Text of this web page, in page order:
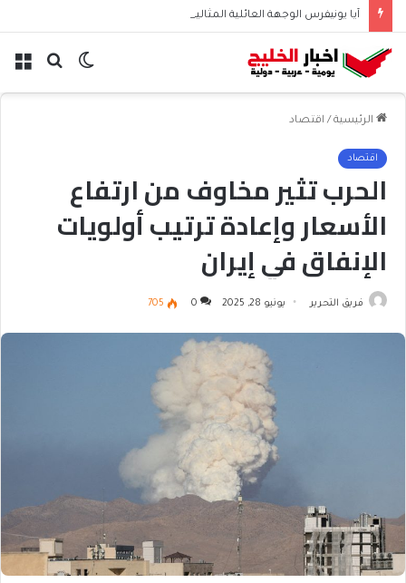
آيا يونيفرس الوجهة العائلية المثالية للترفيه والمغامرات
بحث الوضع
الرئيسية / اقتصاد
اقتصاد
الحرب تثير مخاوف من ارتفاع
الأسعار وإعادة ترتيب أولويات
الإنفاق في إيران
فريق التحرير يونيو 28, 2025 0
705